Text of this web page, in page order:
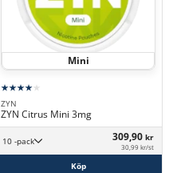
Mini
ZYN
ZYN Citrus Mini 3mg
10 -pack 309,90 kr
30,99 kr/st
Köp